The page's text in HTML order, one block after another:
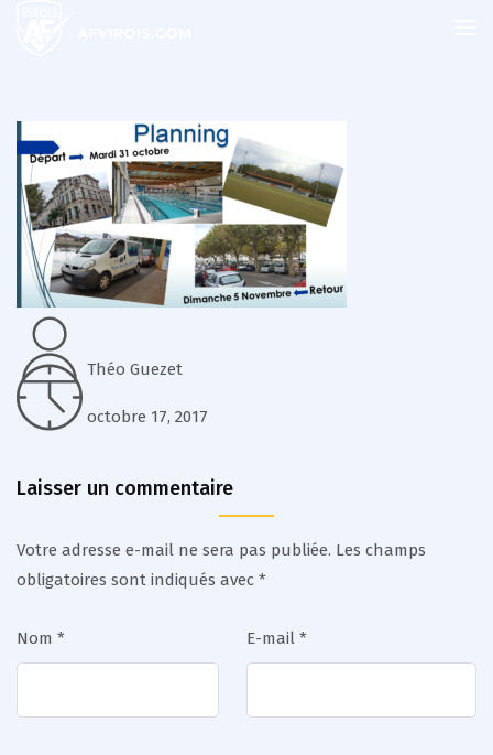
Théo Guezet
octobre 17, 2017
Laisser un commentaire
Votre adresse e-mail ne sera pas publiée. Les champs
obligatoires sont indiqués avec *
Nom * E-mail *